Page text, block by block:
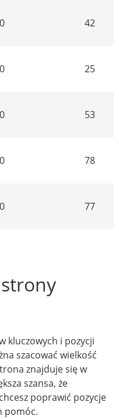
42
25
53
78
77
kluczowych i pozycji
szacować wielkość
znajduje się w
szansa, że
poprawić pozycje
pomóc.